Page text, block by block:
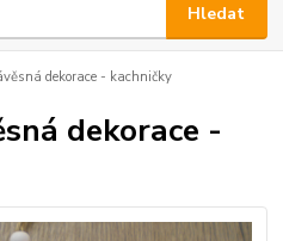
Hledat
dekorace - kachničky
dekorace -